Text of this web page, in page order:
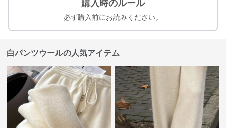
購入時のルール
必ず購入前にお読みください。
白パンツウールの人気アイテム